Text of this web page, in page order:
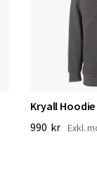
Kryall Hoodie
990 kr